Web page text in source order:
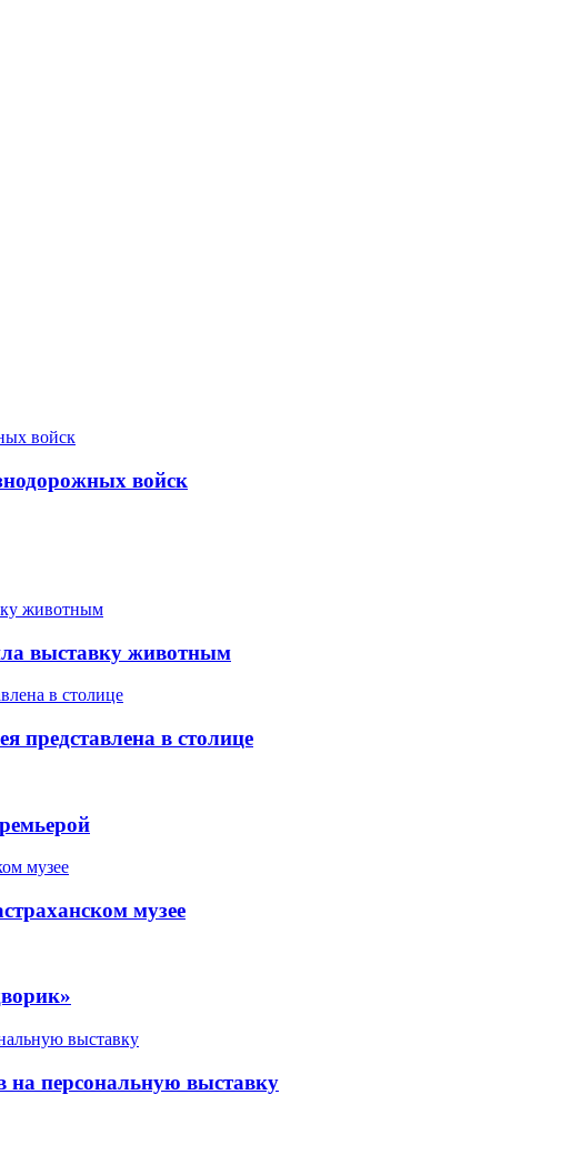
войск
выставку животным
представлена в столице
музее
на персональную выставку